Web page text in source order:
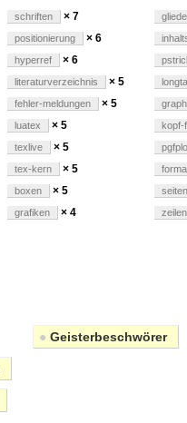
schriften × 7
positionierung × 6
hyperref × 6
literaturverzeichnis × 5
fehler-meldungen × 5
luatex × 5
texlive × 5
tex-kern × 5
boxen × 5
grafiken × 4
kopf-
● Geisterbeschwörer